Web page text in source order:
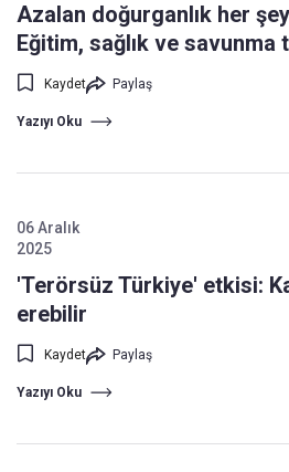
Azalan doğurganlık her
Eğitim, sağlık ve savunma
Kaydet Paylaş
Yazıyı Oku
06 Aralık
2025
'Terörsüz Türkiye' etkisi:
erebilir
Kaydet Paylaş
Yazıyı Oku